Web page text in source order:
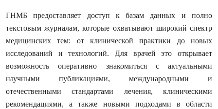
ГНМБ предоставляет доступ к базам данных и полно
текстовым журналам, которые охватывают широкий спектр
медицинских тем: от клинической практики до новых
исследований и технологий. Для врачей это открывает
возможность оперативно знакомиться с актуальными
научными публикациями, международными и
отечественными стандартами лечения, клиническими
рекомендациями, а также новыми подходами в области